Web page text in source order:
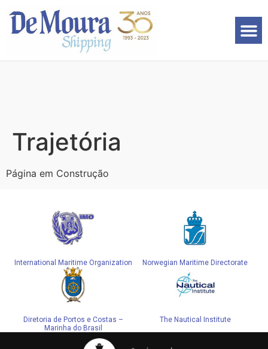
Trajetória
Página em Construção
International Maritime Organization Norwegian Maritime Directorate
Diretoria de Portos e Costas –
Marinha do Brasil
The Nautical Institute